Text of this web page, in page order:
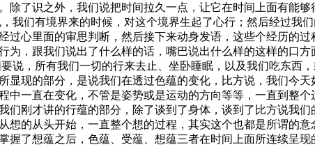
除了识之外，我们说把时间拉久一点，让它在时间上面有能
们有境界来的时候，对这个境界生起了心行；然后经过我
过心里面的审思判断，然后接下来动身发语，这些个经历的
为，跟我们说出了什么样的话，嘴巴说出什么样的这样的口方
，所有我们一切的行来去止、坐卧睡眠，以及我们吃东西
显现的部分，是说我们在透过色蕴的变化，比方说，我们今
中一直在变化，不管是姿势或是运动的方向等等，一直到整
们刚才讲的行蕴的部分，除了谈到了身体，谈到了比方说我
想的从头开始，一直整个想的过程，其实这个也都是所谓的
握了想蕴之后，色蕴、受蕴、想蕴三者在时间上面所连续呈现